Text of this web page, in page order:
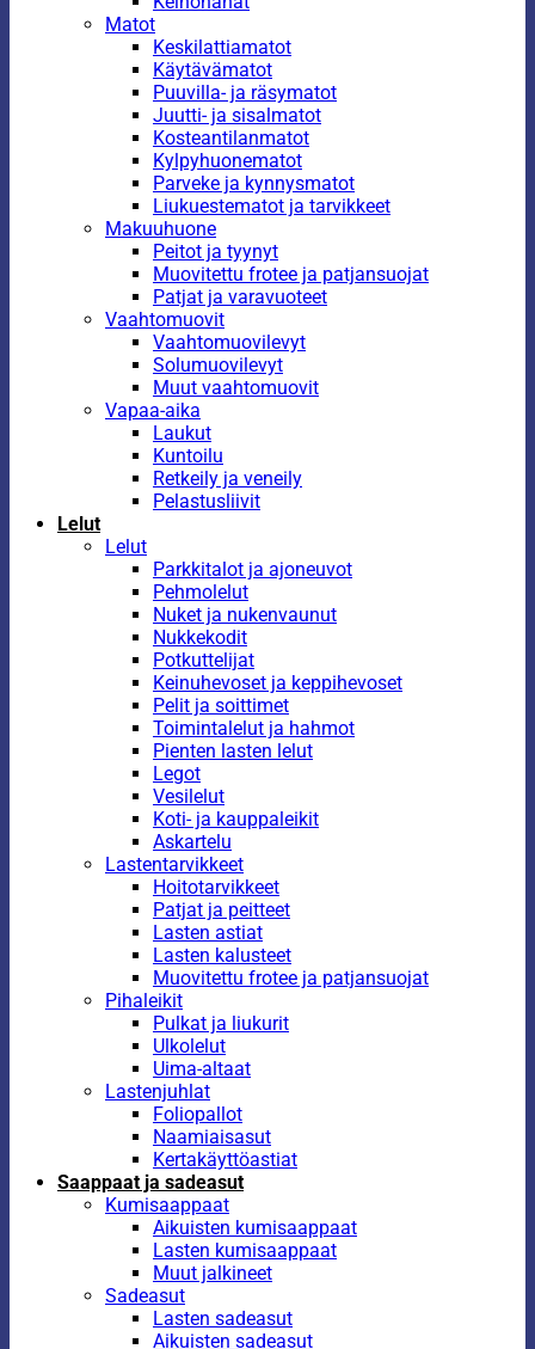
Matot
Keskilattiamatot
Käytävämatot
Puuvilla- ja räsymatot
Juutti- ja sisalmatot
Kosteantilanmatot
Kylpyhuonematot
Parveke ja kynnysmatot
Liukuestematot ja tarvikkeet
Makuuhuone
Peitot ja tyynyt
Muovitettu frotee ja patjansuojat
Patjat ja varavuoteet
Vaahtomuovit
Vaahtomuovilevyt
Solumuovilevyt
Muut vaahtomuovit
Vapaa-aika
Laukut
Kuntoilu
Retkeily ja veneily
Pelastusliivit
Lelut
Lelut
Parkkitalot ja ajoneuvot
Pehmolelut
Nuket ja nukenvaunut
Nukkekodit
Potkuttelijat
Keinuhevoset ja keppihevoset
Pelit ja soittimet
Toimintalelut ja hahmot
Pienten lasten lelut
Legot
Vesilelut
Koti- ja kauppaleikit
Askartelu
Lastentarvikkeet
Hoitotarvikkeet
Patjat ja peitteet
Lasten astiat
Lasten kalusteet
Muovitettu frotee ja patjansuojat
Pihaleikit
Pulkat ja liukurit
Ulkolelut
Uima-altaat
Lastenjuhlat
Foliopallot
Naamiaisasut
Kertakäyttöastiat
Saappaat ja sadeasut
Kumisaappaat
Aikuisten kumisaappaat
Lasten kumisaappaat
Muut jalkineet
Sadeasut
Lasten sadeasut
Aikuisten sadeasut